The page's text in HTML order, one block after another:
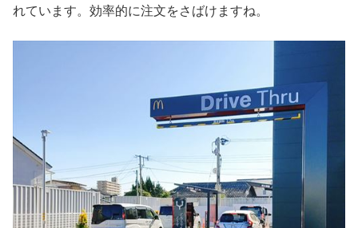
れています。効率的に注文をさばけますね。